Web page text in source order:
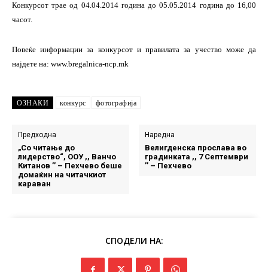
Конкурсот трае од 04.04.2014 година до 05.05.2014 година до 16,00
часот.
Повеќе информации за конкурсот и правилата за учество може да
најдете на: www.bregalnica-ncp.mk
ОЗНАКИ конкурс фотографија
Предходна
„Со читање до
лидерство“, ООУ ,, Ванчо
Китанов ’’ – Пехчево беше
домаќин на читачкиот
караван
Наредна
Велигденска прослава во
градинката ,, 7 Септември
’’ – Пехчево
СПОДЕЛИ НА: